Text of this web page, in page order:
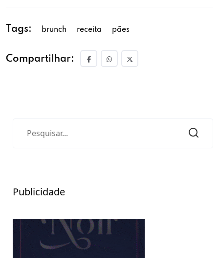
Tags: brunch receita pães
Compartilhar:
Publicidade